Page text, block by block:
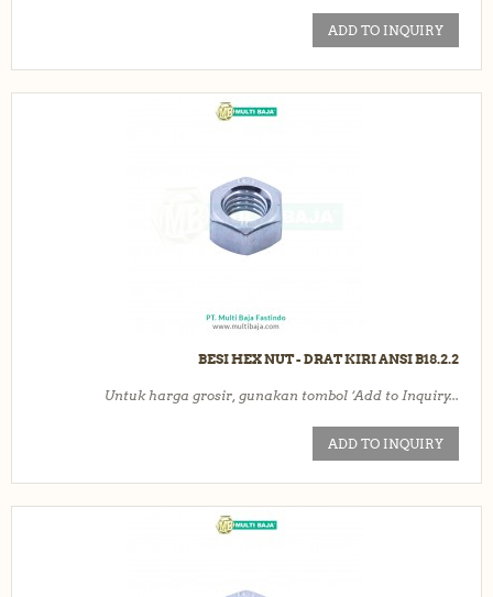
ADD TO INQUIRY
BESI HEX NUT - DRAT KIRI ANSI B18.2.2
Untuk harga grosir, gunakan tombol ‘Add to Inquiry...
ADD TO INQUIRY